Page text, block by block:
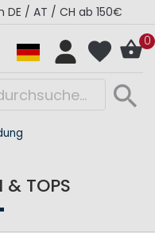
- Super Sale
0
& TOPS